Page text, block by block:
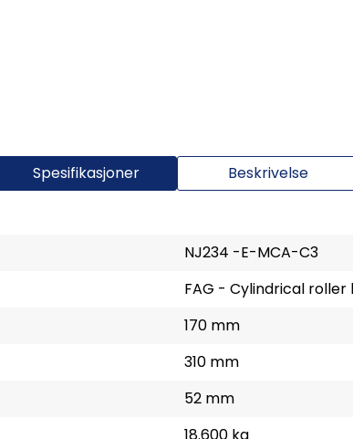
Spesifikasjoner Beskrivelse
NJ234 -E-MCA-C3
FAG - Cylindrical roller
170 mm
310 mm
52 mm
18.600 kg